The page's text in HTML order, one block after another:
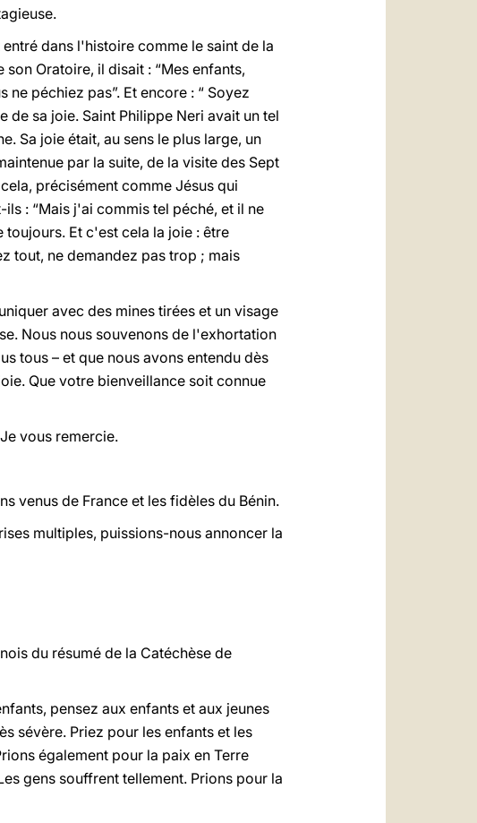
dans l'histoire comme le saint de la
Oratoire, il disait : “Mes enfants,
péchiez pas”. Et encore : “ Soyez
de sa joie. Saint Philippe Neri avait un tel
Sa joie était, au sens le plus large, un
par la suite, de la visite des Sept
précisément comme Jésus qui
: “Mais j'ai commis tel péché, et il ne
toujours. Et c'est cela la joie : être
tout, ne demandez pas trop ; mais
avec des mines tirées et un visage
Nous nous souvenons de l'exhortation
tous – et que nous avons entendu dès
Que votre bienveillance soit connue
vous remercie.
venus de France et les fidèles du Bénin.
multiples, puissions-nous annoncer la
du résumé de la Catéchèse de
pensez aux enfants et aux jeunes
sévère. Priez pour les enfants et les
également pour la paix en Terre
gens souffrent tellement. Prions pour la